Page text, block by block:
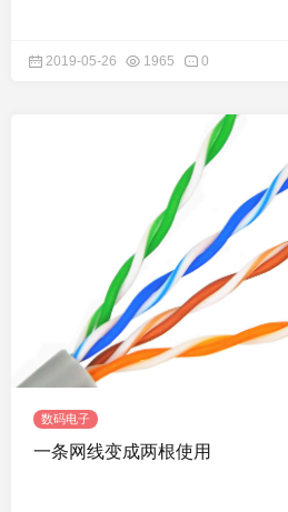
2019-05-26 1965 0
数码电子
一条网线变成两根使用